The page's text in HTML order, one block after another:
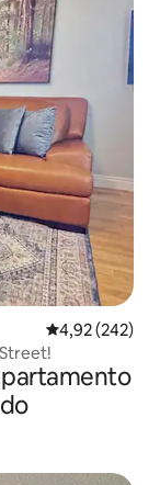
4,92 de uma
4,92 (242)